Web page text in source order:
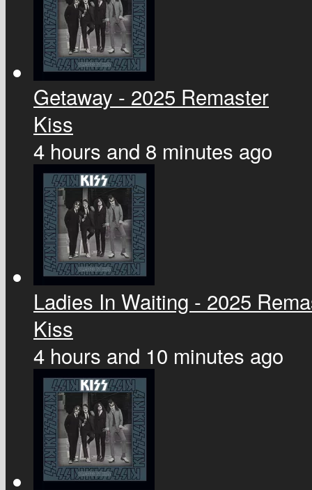
Getaway - 2025 Remaster
Kiss
4 hours and 8 minutes ago
Ladies In Waiting - 2025
Kiss
4 hours and 10 minutes ago